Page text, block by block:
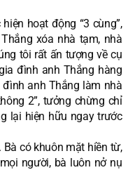
hoạt động “3 cùng”,
xóa nhà tạm, nhà
tôi rất ấn tượng về cụ
đình anh Thắng hàng
anh Thắng làm nhà
2”, tưởng chừng chỉ
lại hiện hữu ngay trước
có khuôn mặt hiền từ,
người, bà luôn nở nụ